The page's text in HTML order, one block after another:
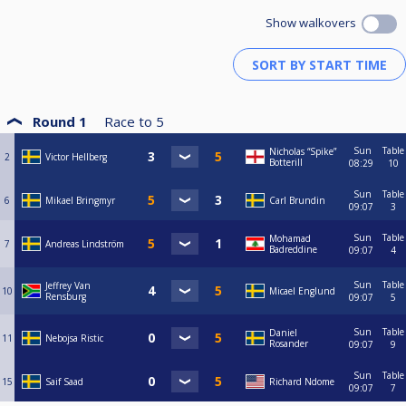
Show walkovers
Round 1 Race to 5
2 Victor Hellberg
Nicholas “Spike”
Botterill
Sun
08:29
Table
10
6 Mikael Bringmyr Carl Brundin
Sun
09:07
Table
3
7 Andreas Lindström
Mohamad
Badreddine
Sun
09:07
Table
4
10
Jeffrey Van
Rensburg
Micael Englund
Sun
09:07
Table
5
11 Nebojsa Ristic
Daniel
Rosander
Sun
09:07
Table
9
15 Saif Saad Richard Ndome
Sun
09:07
Table
7